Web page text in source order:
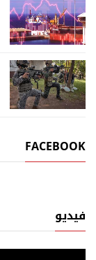
FACEBOOK
فيديو